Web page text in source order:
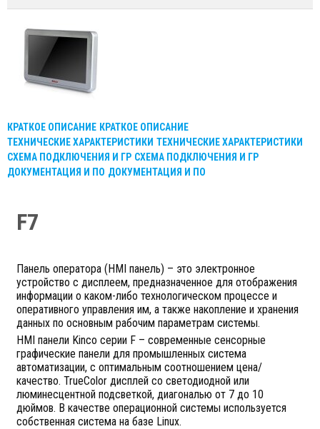
КРАТКОЕ ОПИСАНИЕ КРАТКОЕ ОПИСАНИЕ
ТЕХНИЧЕСКИЕ ХАРАКТЕРИСТИКИ ТЕХНИЧЕСКИЕ ХАРАКТЕРИСТИКИ
СХЕМА ПОДКЛЮЧЕНИЯ И ГР СХЕМА ПОДКЛЮЧЕНИЯ И ГР
ДОКУМЕНТАЦИЯ И ПО ДОКУМЕНТАЦИЯ И ПО
F7
Панель оператора (HMI панель) – это электронное
устройство с дисплеем, предназначенное для отображения
информации о каком-либо технологическом процессе и
оперативного управления им, а также накопление и хранения
данных по основным рабочим параметрам системы.
HMI панели Kinco серии F – современные сенсорные
графические панели для промышленных система
автоматизации, с оптимальным соотношением цена/
качество. TrueColor дисплей со светодиодной или
люминесцентной подсветкой, диагональю от 7 до 10
дюймов. В качестве операционной системы используется
собственная система на базе Linux.